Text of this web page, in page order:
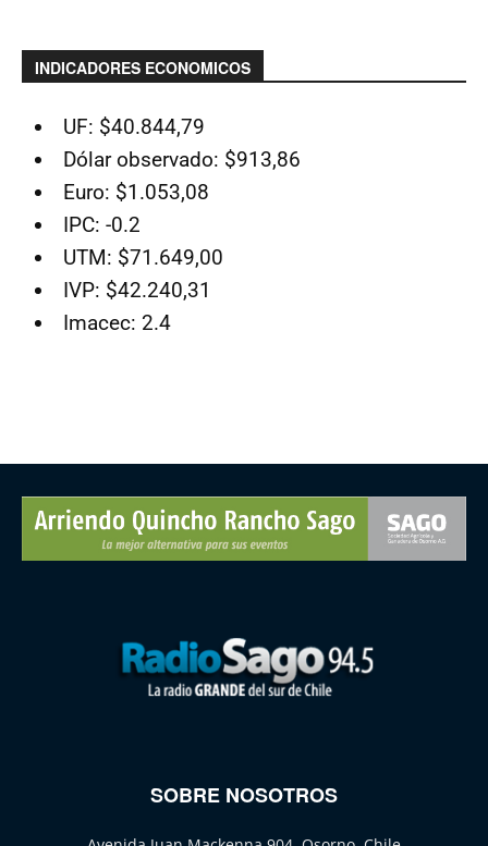
INDICADORES ECONOMICOS
UF: $40.844,79
Dólar observado: $913,86
Euro: $1.053,08
IPC: -0.2
UTM: $71.649,00
IVP: $42.240,31
Imacec: 2.4
SOBRE NOSOTROS